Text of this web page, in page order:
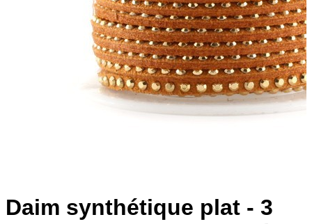
Daim synthétique plat - 3